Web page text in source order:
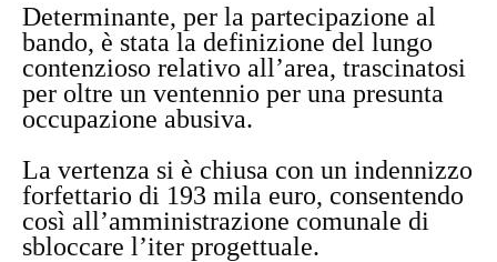
Determinante, per la partecipazione al
bando, è stata la definizione del lungo
contenzioso relativo all’area, trascinatosi
per oltre un ventennio per una presunta
occupazione abusiva.
La vertenza si è chiusa con un indennizzo
forfettario di 193 mila euro, consentendo
così all’amministrazione comunale di
sbloccare l’iter progettuale.